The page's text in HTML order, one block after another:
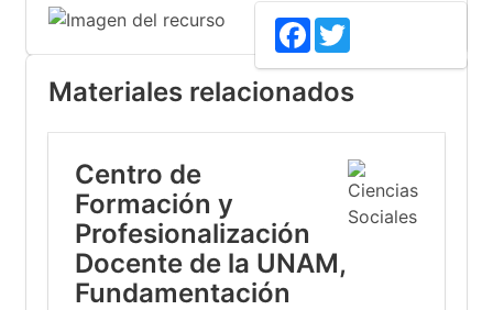
Facebook
Materiales relacionados
Centro de
Formación y
Profesionalización
Docente de la UNAM,
Fundamentación